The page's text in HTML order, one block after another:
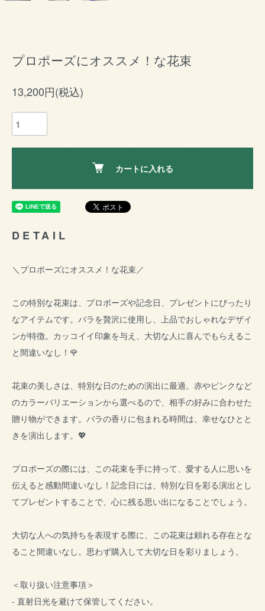
プロポーズにオススメ！な花束
13,200円(税込)
カートに入れる
DETAIL
＼プロポーズにオススメ！な花束／
この特別な花束は、プロポーズや記念日、プレゼントにぴったり
なアイテムです。バラを贅沢に使用し、上品でおしゃれなデザイ
ンが特徴。カッコイイ印象を与え、大切な人に喜んでもらえるこ
と間違いなし！🌹
花束の美しさは、特別な日のための演出に最適。赤やピンクなど
のカラーバリエーションから選べるので、相手の好みに合わせた
贈り物ができます。バラの香りに包まれる時間は、幸せなひとと
きを演出します。💖
プロポーズの際には、この花束を手に持って、愛する人に思いを
伝えると感動間違いなし！記念日には、特別な日を彩る演出とし
てプレゼントすることで、心に残る思い出になることでしょう。
大切な人への気持ちを表現する際に、この花束は頼れる存在とな
ること間違いなし。思わず購入して大切な日を彩りましょう。
＜取り扱い注意事項＞
- 直射日光を避けて保管してください。